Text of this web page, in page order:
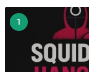
1